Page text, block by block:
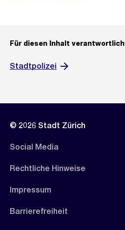
Für diesen Inhalt verantwortlich
Stadtpolizei
© 2026 Stadt Zürich
Social Media
Rechtliche Hinweise
Impressum
Barrierefreiheit